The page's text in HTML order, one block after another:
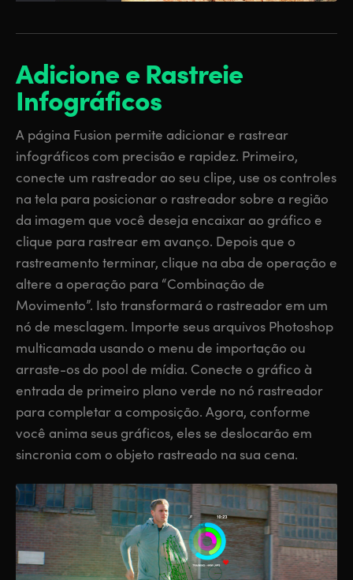
Adicionee Rastreie
Infográficos
A página Fusion permite adicionar e rastrear
infográficos com precisão e rapidez. Primeiro,
conecte um rastreador ao seu clipe, use os controles
na tela para posicionar o rastreador sobre a região
da imagem que você deseja encaixar ao gráfico e
clique para rastrear em avanço. Depois que o
rastreamento terminar, clique na aba de operação e
altere a operação para “Combinação de
Movimento”. Isto transformará o rastreador em um
nó de mesclagem. Importe seus arquivos Photoshop
multicamada usando o menu de importação ou
arraste-os do pool de mídia. Conecte o gráfico à
entrada de primeiro plano verde no nó rastreador
para completar a composição. Agora, conforme
você anima seus gráficos, eles se deslocarão em
sincronia com o objeto rastreado na sua cena.